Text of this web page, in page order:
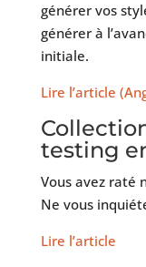
générer vos
générer à
initiale.
Lire l’article
testing
Vous avez raté
Ne vous
Lire l’article